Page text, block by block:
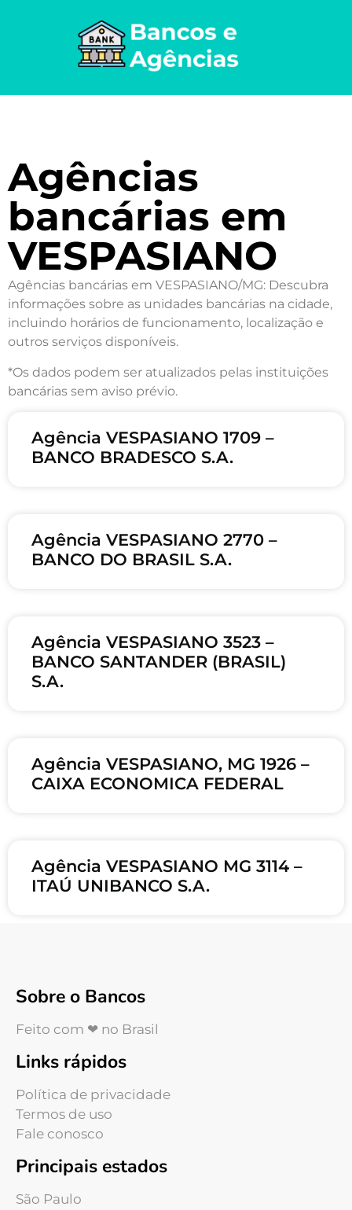
Agências
bancárias em
VESPASIANO
Agências bancárias em VESPASIANO/MG: Descubra
informações sobre as unidades bancárias na cidade,
incluindo horários de funcionamento, localização e
outros serviços disponíveis.
*Os dados podem ser atualizados pelas instituições
bancárias sem aviso prévio.
Agência VESPASIANO 1709 –
BANCO BRADESCO S.A.
Agência VESPASIANO 2770 –
BANCO DO BRASIL S.A.
Agência VESPASIANO 3523 –
BANCO SANTANDER (BRASIL)
S.A.
Agência VESPASIANO, MG 1926 –
CAIXA ECONOMICA FEDERAL
Agência VESPASIANO MG 3114 –
ITAÚ UNIBANCO S.A.
Sobre o Bancos
Feito com ❤ no Brasil
Links rápidos
Política de privacidade
Termos de uso
Fale conosco
Principais estados
São Paulo